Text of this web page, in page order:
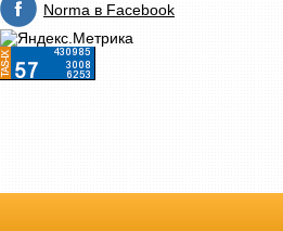
Norma в Facebook